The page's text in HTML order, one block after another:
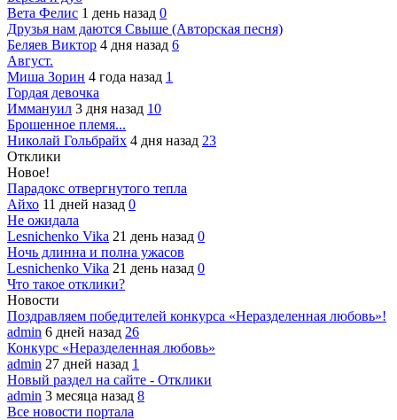
Вета Фелис 1 день назад 0
Друзья нам даются Свыше (Авторская песня)
Беляев Виктор 4 дня назад 6
Август.
Миша Зорин 4 года назад 1
Гордая девочка
Иммануил 3 дня назад 10
Брошенное племя...
Николай Гольбрайх 4 дня назад 23
Отклики
Новое!
Парадокс отвергнутого тепла
Айхо 11 дней назад 0
Не ожидала
Lesnichenko Vika 21 день назад 0
Ночь длинна и полна ужасов
Lesnichenko Vika 21 день назад 0
Что такое отклики?
Новости
Поздравляем победителей конкурса «Неразделенная любовь»!
admin 6 дней назад 26
Конкурс «Неразделенная любовь»
admin 27 дней назад 1
Новый раздел на сайте - Отклики
admin 3 месяца назад 8
Все новости портала